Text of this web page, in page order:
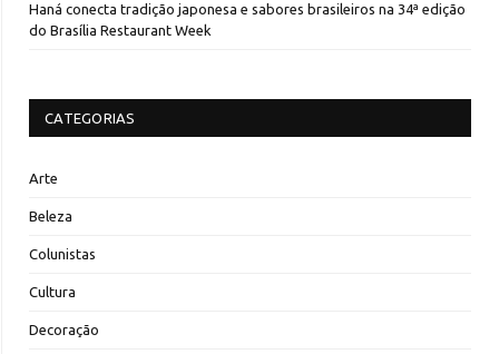
Haná conecta tradição japonesa e sabores brasileiros na 34ª edição
do Brasília Restaurant Week
CATEGORIAS
Arte
Beleza
Colunistas
Cultura
Decoração